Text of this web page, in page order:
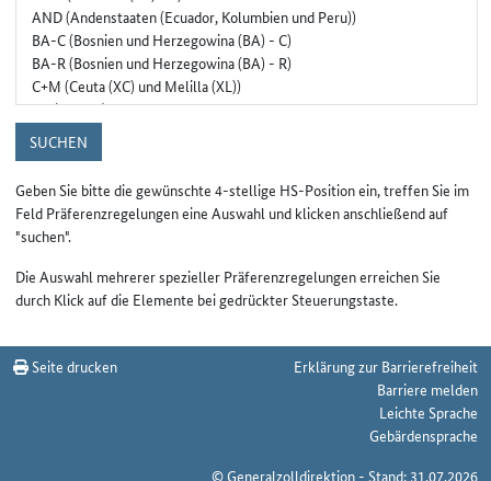
SUCHEN
Geben Sie bitte die gewünschte 4-stellige HS-Position ein, treffen Sie im
Feld Präferenzregelungen eine Auswahl und klicken anschließend auf
"suchen".
Die Auswahl mehrerer spezieller Präferenzregelungen erreichen Sie
durch Klick auf die Elemente bei gedrückter Steuerungstaste.
Seite drucken
Erklärung zur Barrierefreiheit
Barriere melden
Leichte Sprache
Gebärdensprache
© Generalzolldirektion - Stand: 31.07.2026